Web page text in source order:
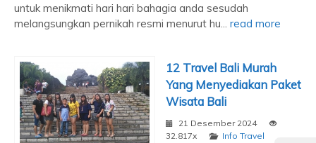
untuk menikmati hari hari bahagia anda sesudah
melangsungkan pernikah resmi menurut hu... read more
12 Travel Bali Murah
Yang Menyediakan Paket
Wisata Bali
21 Desember 2024
32.817x
Info Travel